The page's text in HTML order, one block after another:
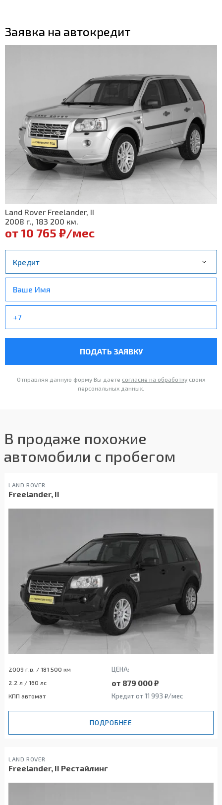
Заявка на автокредит
Land Rover Freelander, II
2008 г., 183 200 км.
от 10 765 ₽/мес
ПОДАТЬ ЗАЯВКУ
Отправляя данную форму Вы даете согласие на обработку своих
персональных данных.
В продаже похожие
автомобили с пробегом
LAND ROVER
Freelander, II
2009 г.в. / 181 500 км ЦЕНА:
2.2 л / 160 лс от 879 000 ₽
КПП автомат Кредит от 11 993 ₽/мес
ПОДРОБНЕЕ
LAND ROVER
Freelander, II Рестайлинг